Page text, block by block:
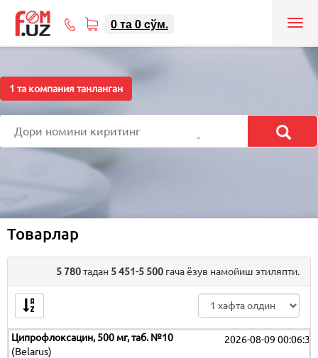
0та0cўм.
207-
08
1 та компания танланган
Товарлар
5 780тадан 5 451-5 500 гача ёзув намойиш этиляпти.
Ципрофлоксацин, 500 мг, таб. №10
(Belarus)
2026-08-09 00:06:32